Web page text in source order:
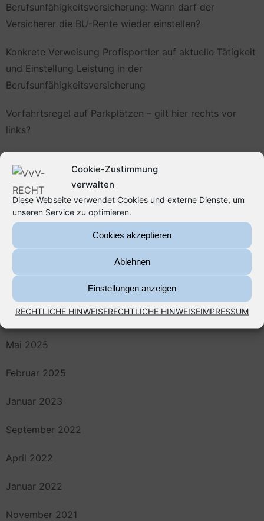
Cookie-Zustimmung
verwalten
Diese Webseite verwendet Cookies und externe Dienste, um
unseren Service zu optimieren.
Cookies akzeptieren
Ablehnen
Einstellungen anzeigen
RECHTLICHE HINWEISERECHTLICHE HINWEISEIMPRESSUM
Berufsunfähigkeitsversicherung: Wann darf der
Versicherer die BU-Rente wieder einstellen?
Konkrete Verweisung Profisportler auf aktuelle Tätigkeit
und Einstellung Leistung in der
Berufsunfähigkeitsversicherung
Vorfahrtsregel auf Parkplätzen – gilt hier rechts vor
links?
„Fugenfälle“
Archiv
August 2025
Mai 2025
Februar 2025
Januar 2023
September 2022
April 2022
Januar 2022
November 2021